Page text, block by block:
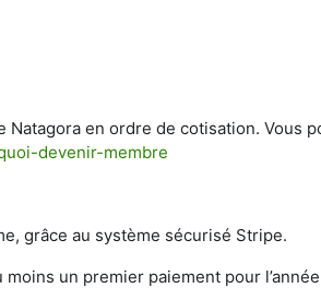
en ordre de cotisation.
devenir-membre
grâce au système sécurisé Stripe.
un premier paiement pour